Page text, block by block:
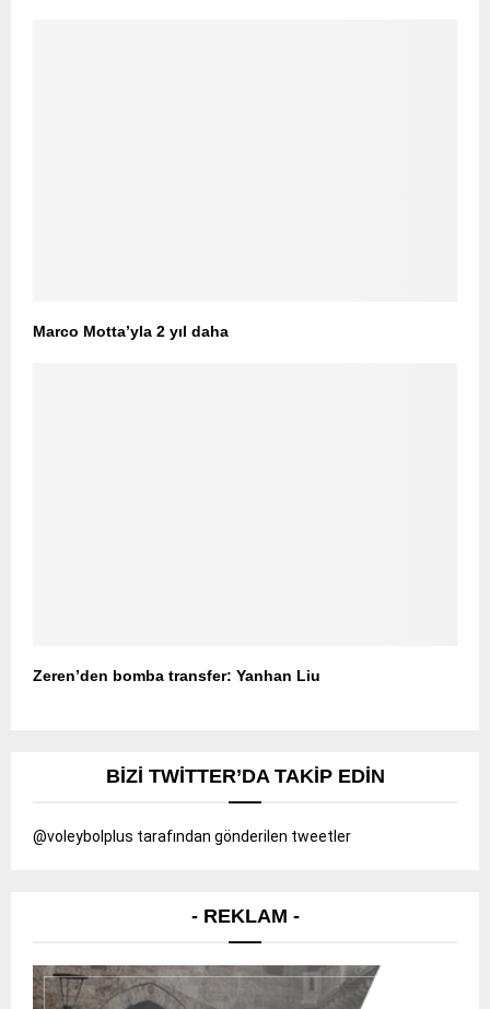
Marco Motta’yla 2 yıl daha
Zeren’den bomba transfer: Yanhan Liu
BIZI TWITTER’DA TAKIP EDIN
@voleybolplus tarafından gönderilen tweetler
- REKLAM -